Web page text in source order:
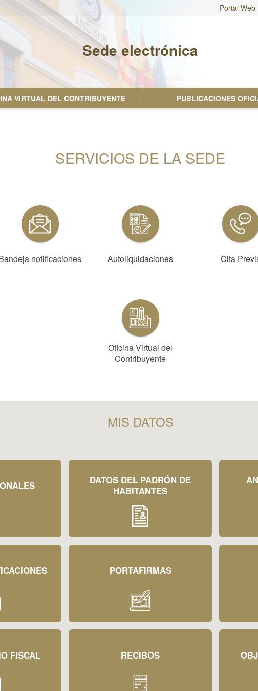
Portal Web
Sede electrónica
No hay subtitulo
VIRTUAL DEL CONTRIBUYENTE PUBLICACIONES
SERVICIOS DE LA SEDE
notificaciones Autoliquidaciones Cita
Oficina Virtual del
Contribuyente
MIS DATOS
DATOS DEL PADRÓN DE
HABITANTES
PORTAFIRMAS
FISCAL RECIBOS